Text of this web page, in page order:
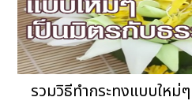
รวมวิธีทำกระทงแบบใหม่